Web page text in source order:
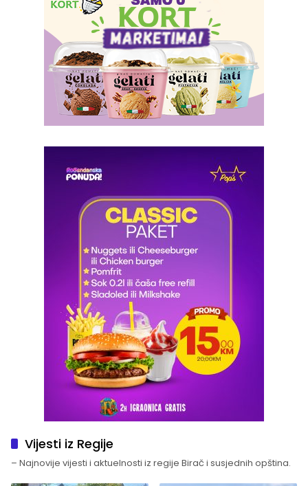
Vijesti iz Regije
– Najnovije vijesti i aktuelnosti iz regije Birač i susjednih opština.